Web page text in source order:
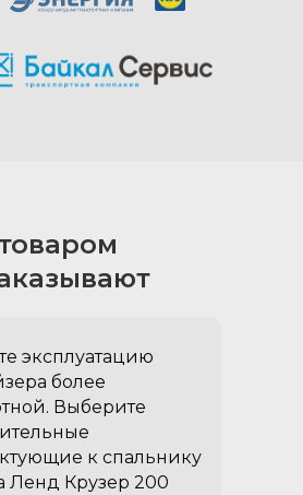
в ваш
эксплуатацию
более
Выберите
к спальнику
Ленд Крузер 200